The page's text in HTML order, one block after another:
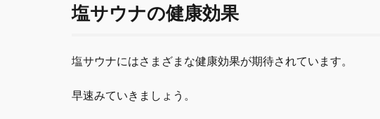
塩サウナの健康効果
塩サウナにはさまざまな健康効果が期待されています。
早速みていきましょう。